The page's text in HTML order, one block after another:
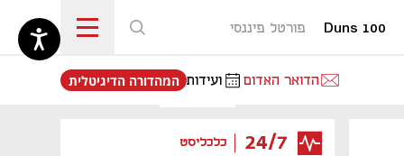
Duns 100 פורטל פיננסי
הדואר האדום ועידות
נפתח בכרטיסייה חדשה
המהדורה הדיגיטלית
24/7 כלכליסט